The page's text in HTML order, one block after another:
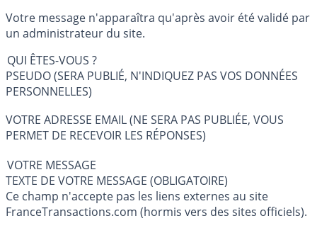
Votre message n'apparaîtra qu'après avoir été validé par
un administrateur du site.
QUI ÊTES-VOUS ?
PSEUDO (SERA PUBLIÉ, N'INDIQUEZ PAS VOS DONNÉES
PERSONNELLES)
VOTRE ADRESSE EMAIL (NE SERA PAS PUBLIÉE, VOUS
PERMET DE RECEVOIR LES RÉPONSES)
VOTRE MESSAGE
TEXTE DE VOTRE MESSAGE (OBLIGATOIRE)
Ce champ n'accepte pas les liens externes au site
FranceTransactions.com (hormis vers des sites officiels).